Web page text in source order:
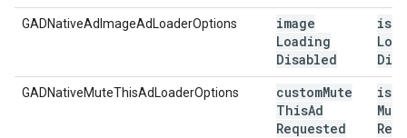
GADNativeAdImageAdLoaderOptions
image
Loading
Disabled
is
GADNativeMuteThisAdLoaderOptions customMute
ThisAd
Requested
is
Mute